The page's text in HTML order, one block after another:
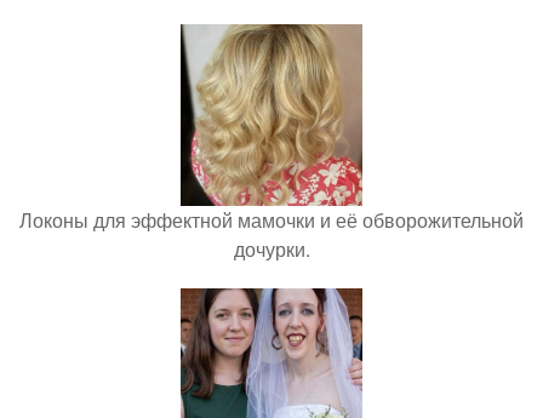
Локоны для эффектной мамочки и её обворожительной
дочурки.